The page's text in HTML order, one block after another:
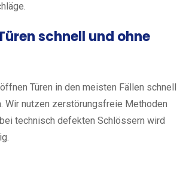
schnell und ohne
Türen in den meisten Fällen schnell
Wir nutzen zerstörungsfreie Methoden
technisch defekten Schlössern wird